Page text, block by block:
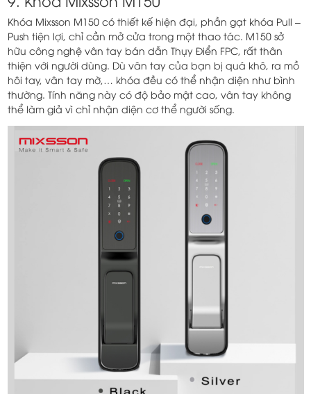
Khóa Mixsson M150 có thiết kế hiện đại, phần gạt khóa Pull –
Push tiện lợi, chỉ cần mở cửa trong một thao tác. M150 sở
hữu công nghệ vân tay bán dẫn Thụy Điển FPC, rất thân
thiện với người dùng. Dù vân tay của bạn bị quá khô, ra mồ
hôi tay, vân tay mờ,… khóa đều có thể nhận diện như bình
thường. Tính năng này có độ bảo mật cao, vân tay không
thể làm giả vì chỉ nhận diện cơ thể người sống.